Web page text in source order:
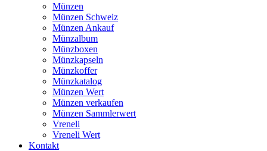
Münzen
Münzen Schweiz
Münzen Ankauf
Münzalbum
Münzboxen
Münzkapseln
Münzkoffer
Münzkatalog
Münzen Wert
Münzen verkaufen
Münzen Sammlerwert
Vreneli
Vreneli Wert
Kontakt